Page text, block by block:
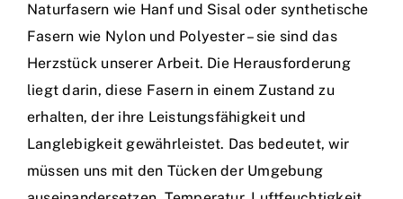
Naturfasern wie Hanf und Sisal oder synthetische
Fasern wie Nylon und Polyester – sie sind das
Herzstück unserer Arbeit. Die Herausforderung
liegt darin, diese Fasern in einem Zustand zu
erhalten, der ihre Leistungsfähigkeit und
Langlebigkeit gewährleistet. Das bedeutet, wir
müssen uns mit den Tücken der Umgebung